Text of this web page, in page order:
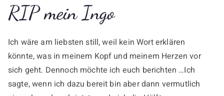
RIP mein Ingo
Ich wäre am liebsten still, weil kein Wort erklären
könnte, was in meinem Kopf und meinem Herzen vor
sich geht. Dennoch möchte ich euch berichten …Ich
sagte, wenn ich dazu bereit bin aber dann vermutlich